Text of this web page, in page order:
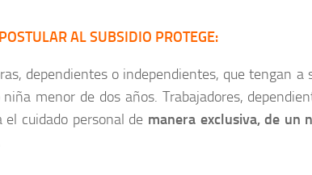
AL SUBSIDIO PROTEGE:
dependientes o independientes, que tengan a
menor de dos años. Trabajadores,
el cuidado personal de manera exclusiva, de un